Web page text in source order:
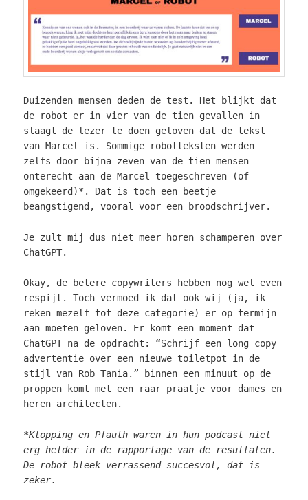
Duizenden mensen deden de test. Het blijkt dat
de robot er in vier van de tien gevallen in
slaagt de lezer te doen geloven dat de tekst
van Marcel is. Sommige robotteksten werden
zelfs door bijna zeven van de tien mensen
onterecht aan de Marcel toegeschreven (of
omgekeerd)*. Dat is toch een beetje
beangstigend, vooral voor een broodschrijver.
Je zult mij dus niet meer horen schamperen over
ChatGPT.
Okay, de betere copywriters hebben nog wel even
respijt. Toch vermoed ik dat ook wij (ja, ik
reken mezelf tot deze categorie) er op termijn
aan moeten geloven. Er komt een moment dat
ChatGPT na de opdracht: “Schrijf een long copy
advertentie over een nieuwe toiletpot in de
stijl van Rob Tania.” binnen een minuut op de
proppen komt met een raar praatje voor dames en
heren architecten.
*Klöpping en Pfauth waren in hun podcast niet
erg helder in de rapportage van de resultaten.
De robot bleek verrassend succesvol, dat is
zeker.